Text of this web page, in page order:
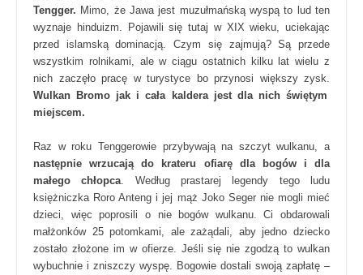
Tengger. Mimo, że Jawa jest muzułmańską wyspą to lud ten
wyznaje hinduizm. Pojawili się tutaj w XIX wieku, uciekając
przed islamską dominacją. Czym się zajmują? Są przede
wszystkim rolnikami, ale w ciągu ostatnich kilku lat wielu z
nich zaczęło pracę w turystyce bo przynosi większy zysk.
Wulkan Bromo jak i cała kaldera jest dla nich świętym
miejscem.
Raz w roku Tenggerowie przybywają na szczyt wulkanu, a
następnie wrzucają do krateru ofiarę dla bogów i dla
małego chłopca . Według prastarej legendy tego ludu
księżniczka Roro Anteng i jej mąż Joko Seger nie mogli mieć
dzieci, więc poprosili o nie bogów wulkanu. Ci obdarowali
małżonków 25 potomkami, ale zażądali, aby jedno dziecko
zostało złożone im w ofierze. Jeśli się nie zgodzą to wulkan
wybuchnie i zniszczy wyspę. Bogowie dostali swoją zapłatę –